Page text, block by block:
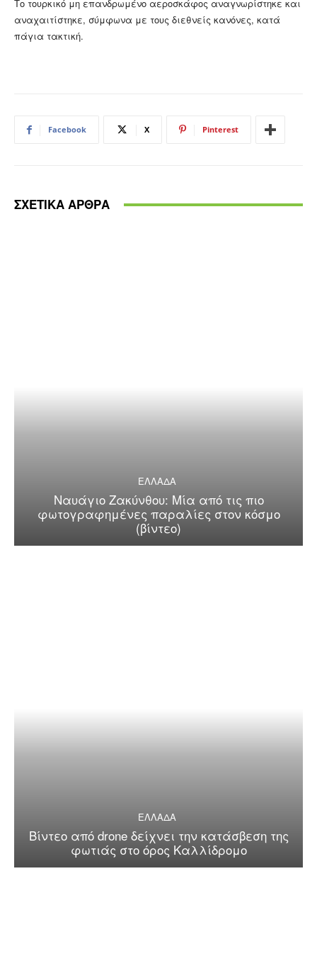
Το τουρκικό μη επανδρωμένο αεροσκάφος αναγνωρίστηκε και
αναχαιτίστηκε, σύμφωνα με τους διεθνείς κανόνες, κατά
πάγια τακτική.
Facebook X Pinterest
ΣΧΕΤΙΚΑ ΑΡΘΡΑ
ΕΛΛΑΔΑ
Ναυάγιο Ζακύνθου: Μία από τις πιο
φωτογραφημένες παραλίες στον κόσμο
(βίντεο)
ΕΛΛΑΔΑ
Βίντεο από drone δείχνει την κατάσβεση της
φωτιάς στο όρος Καλλίδρομο